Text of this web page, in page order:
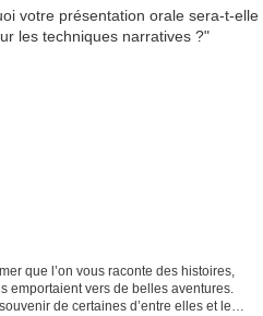
que l’on vous raconte des histoires,
emportaient vers de belles aventures.
de certaines d’entre elles et les